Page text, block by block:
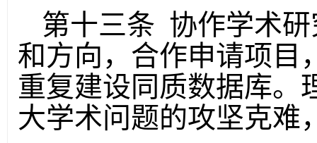
第十三条 协作学术
和方向，合作申请项目
重复建设同质数据库。
大学术问题的攻坚克难